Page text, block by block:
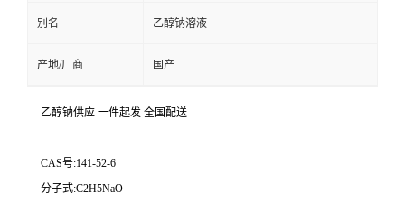
别名 乙醇钠溶液
产地/厂商 国产
乙醇钠供应 一件起发 全国配送
CAS号:141-52-6
分子式:C2H5NaO